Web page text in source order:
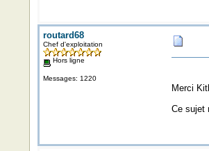
routard68
Chef d'exploitation
Hors ligne
Messages: 1220
Merci
Ce sujet